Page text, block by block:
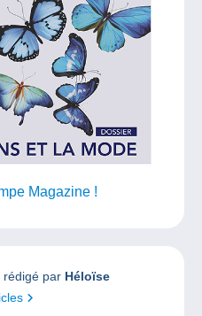
Magazine !
rédigé par Héloïse